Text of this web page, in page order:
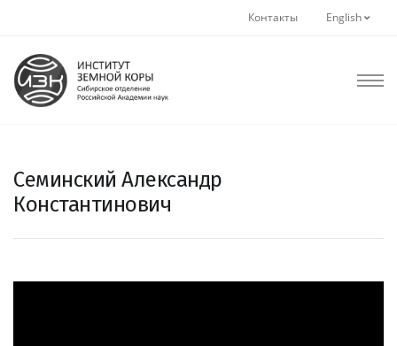
Контакты English
Семинский Александр
Константинович